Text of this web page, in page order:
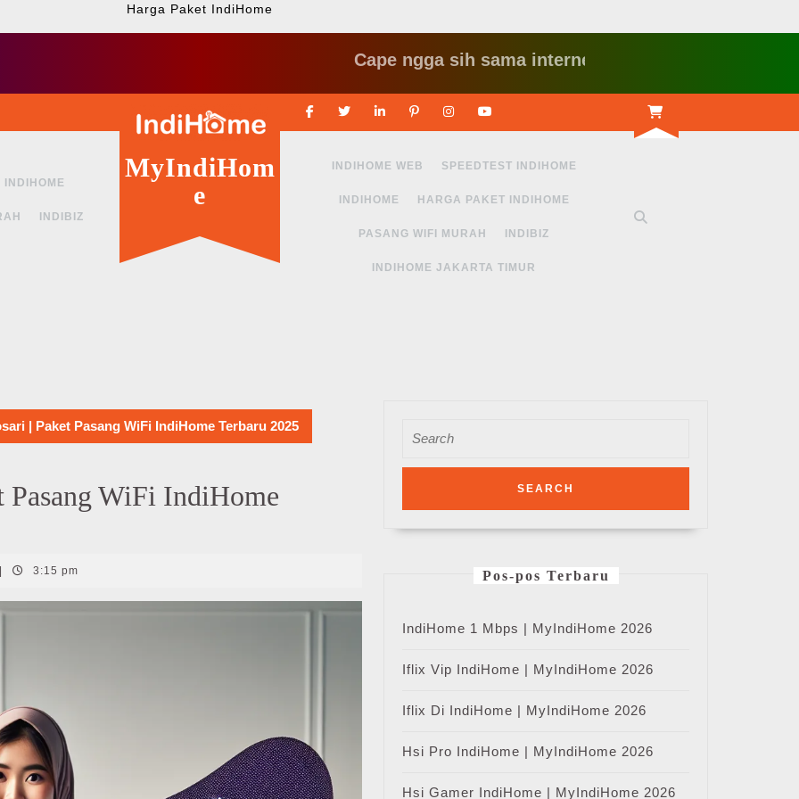
Harga Paket IndiHome
Cape ngga sih sama internet yang lambat gitu gitu aja
FacebookTwitter LinkedinPinterestInstagram
INDIHOME
INDIBIZ
MyIndiHom
e
INDIHOME WEB SPEEDTEST INDIHOME
INDIHOME HARGA PAKET INDIHOME
PASANG WIFI MURAH INDIBIZ
INDIHOME JAKARTA TIMUR
| Paket Pasang WiFi IndiHome Terbaru 2025
Pasang WiFi IndiHome
3:15 pm
for:
Pos-pos Terbaru
IndiHome 1 Mbps | MyIndiHome 2026
Iflix Vip IndiHome | MyIndiHome 2026
Iflix Di IndiHome | MyIndiHome 2026
Hsi Pro IndiHome | MyIndiHome 2026
Hsi Gamer IndiHome | MyIndiHome 2026